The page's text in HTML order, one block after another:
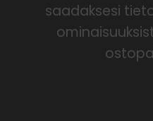
saadaksesi